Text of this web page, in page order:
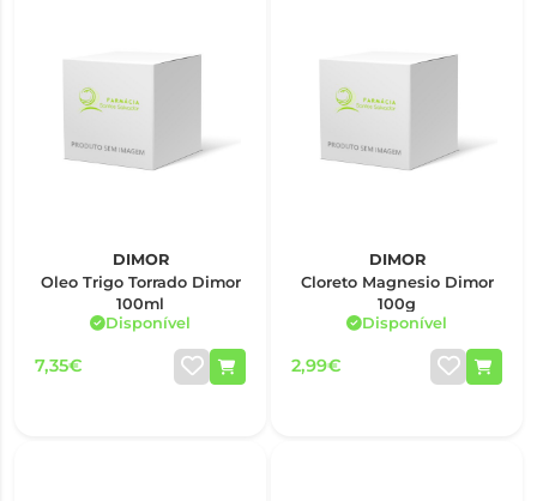
DIMOR
Oleo Trigo Torrado Dimor
100ml
Disponível
7,35€
DIMOR
Cloreto Magnesio Dimor
100g
Disponível
2,99€